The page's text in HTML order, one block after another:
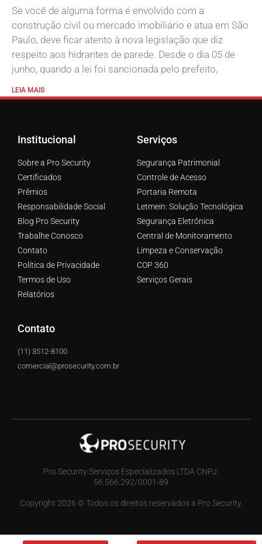
Se você de alguma forma é envolvido com a
construção civil ou mercado imobiliário e atua em São
Paulo, deve ficar atento à nova legislação que diz
respeito aos hidrantes de parede. Desde o dia 05 de
junho, quando a lei foi sancionada pelo prefeito,
LEIA MAIS
Institucional
Sobre a Pro Security
Certificados
Prêmios
Responsabilidade Social
Blog Pro Security
Trabalhe Conosco
Contato
Política de Privacidade
Termos de Uso
Relatórios
Serviços
Segurança Patrimonial
Controle de Acesso
Portaria Remota
Letmein: Solução Tecnológica
Segurança Eletrônica
Central de Monitoramento
Limpeza e Conservação
COP 360
Serviços Gerais
Contato
(11) 3512-8100
comercial@prosecurity.com.br
Pro Security Serviços Especializados LTDA CNPJ:
56.566.292/0001-89
Copyright 2026 © Todos os direitos reservados a Pro Security.